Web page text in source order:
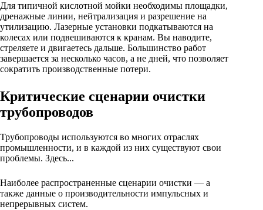
Для типичной кислотной мойки необходимы площадки,
дренажные линии, нейтрализация и разрешение на
утилизацию. Лазерные установки подкатываются на
колесах или подвешиваются к кранам. Вы наводите,
стреляете и двигаетесь дальше. Большинство работ
завершается за несколько часов, а не дней, что позволяет
сократить производственные потери.
Критические сценарии очистки
трубопроводов
Трубопроводы используются во многих отраслях
промышленности, и в каждой из них существуют свои
проблемы. Здесь...
Наиболее распространенные сценарии очистки — а
также данные о производительности импульсных и
непрерывных систем.